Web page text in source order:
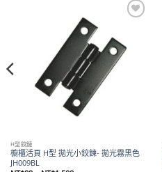
H型鉸鏈
櫥櫃活頁 H型 拋光小鉸鍊- 拋光霧黑色
JH009BL